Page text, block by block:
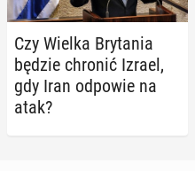
Czy Wielka Bry­ta­nia
będzie chronić Izrael,
gdy Iran odpowie na
atak?